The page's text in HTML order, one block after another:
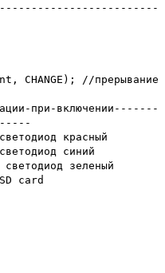
//прерывание
при-включении-------
красный
синий
зеленый
card